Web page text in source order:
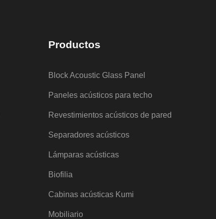
Productos
Block Acoustic Glass Panel
Paneles acústicos para techo
Revestimientos acústicos de pared
Separadores acústicos
Lámparas acústicas
Biofilia
Cabinas acústicas Kumi
Mobiliario